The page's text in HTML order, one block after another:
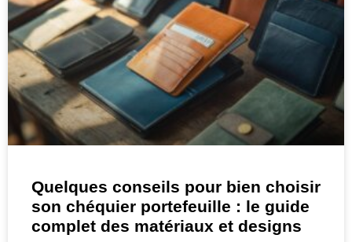
Quelques conseils pour bien choisir
son chéquier portefeuille : le guide
complet des matériaux et designs